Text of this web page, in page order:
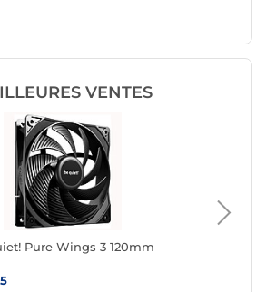
VENTES
Pure Wings 3 120mm